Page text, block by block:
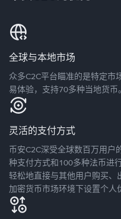
全球与本地市场
众多C2C平台瞄准的是特定市
易体验，支持70多种当地货币。
灵活的支付方式
币安C2C深受全球数百万用户
种支付方式和100多种法币进
轻松地直接与其他用户购买、
加密货币市场环境下设置个人